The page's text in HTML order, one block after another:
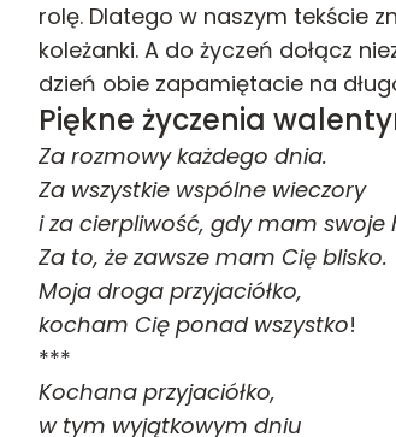
rolę. Dlatego w naszym tekście
koleżanki. A do życzeń dołącz
dzień obie zapamiętacie na
Piękne życzenia
Za rozmowy każdego dnia.
Za wszystkie wspólne wieczory
i za cierpliwość, gdy mam swoje
Za to, że zawsze mam Cię blisko.
Moja droga przyjaciółko,
kocham Cię ponad wszystko!
***
Kochana przyjaciółko,
w tym wyjątkowym dniu